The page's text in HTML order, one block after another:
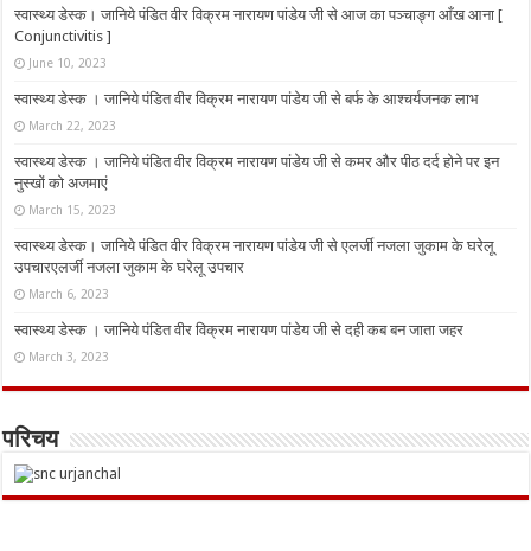
स्वास्थ्य डेस्क। जानिये पंडित वीर विक्रम नारायण पांडेय जी से आज का पञ्चाङ्ग आँख आना [
Conjunctivitis ]
June 10, 2023
स्वास्थ्य डेस्क । जानिये पंडित वीर विक्रम नारायण पांडेय जी से बर्फ के आश्चर्यजनक लाभ
March 22, 2023
स्वास्थ्य डेस्क । जानिये पंडित वीर विक्रम नारायण पांडेय जी से कमर और पीठ दर्द होने पर इन
नुस्‍खों को अजमाएं
March 15, 2023
स्वास्थ्य डेस्क। जानिये पंडित वीर विक्रम नारायण पांडेय जी से एलर्जी नजला जुकाम के घरेलू
उपचारएलर्जी नजला जुकाम के घरेलू उपचार
March 6, 2023
स्वास्थ्य डेस्क । जानिये पंडित वीर विक्रम नारायण पांडेय जी से दही कब बन जाता जहर
March 3, 2023
परिचय